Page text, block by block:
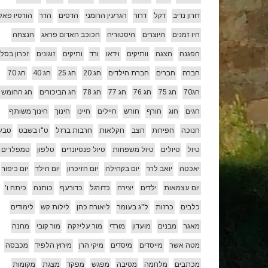
דורון נדיב דקל דרור הגרעין הרומני הדסים הדר הורסיו
היו זמנים היוצרים היסטוריה הכוכב האדום פראג הנצחה
הפגנה הצגה וותיקים וידאו ורד ותיקים זוגונים זכרון
חברה חברים חברת הילדים חג 20 חג 25 חג 40 חג 70
חג70 חג 75 חג 76 חג 77 חג 78 חג הביכורים חג החומש
חגים חוג חורף חורש חיילים חיינו חינוך חינוך משותף
חנוכה חפירות חצב חקלאות חרבות ברזל ט"ו בשבט
טיול טיולים טיול משפחות טיול פנסיונרים טלפון טמפלרים
יאכטה יואב לרר יום בקהילה יום הזיכרון יום הילד יום כיפור
יום עצמאות ילדים יצירה כדורגל כדורעף כותנה כיתה ו'
כלבים כרזות ל"ג בעומר ליאורה כהן לילות קש לימודים
מאגר מבנים מועדון מורדי מור עליזקה מור קובי מחנה
מטה אשר מייסדים מיסדים מיקי הרן מירוץ הלפיד מכבסה
מכתבים מלחמה מסיבה מפגש מפקד מצגת מקומות